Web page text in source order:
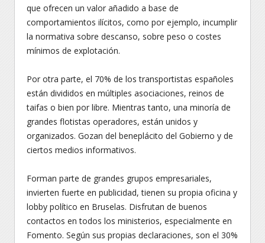
que ofrecen un valor añadido a base de
comportamientos ilícitos, como por ejemplo, incumplir
la normativa sobre descanso, sobre peso o costes
mínimos de explotación.
Por otra parte, el 70% de los transportistas españoles
están divididos en múltiples asociaciones, reinos de
taifas o bien por libre. Mientras tanto, una minoría de
grandes flotistas operadores, están unidos y
organizados. Gozan del beneplácito del Gobierno y de
ciertos medios informativos.
Forman parte de grandes grupos empresariales,
invierten fuerte en publicidad, tienen su propia oficina y
lobby político en Bruselas. Disfrutan de buenos
contactos en todos los ministerios, especialmente en
Fomento. Según sus propias declaraciones, son el 30%